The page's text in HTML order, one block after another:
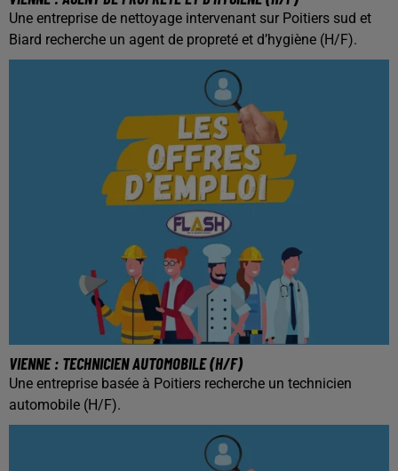
Une entreprise de nettoyage intervenant sur Poitiers sud et
Biard recherche un agent de propreté et d’hygiène (H/F).
VIENNE : TECHNICIEN AUTOMOBILE (H/F)
Une entreprise basée à Poitiers recherche un technicien
automobile (H/F).